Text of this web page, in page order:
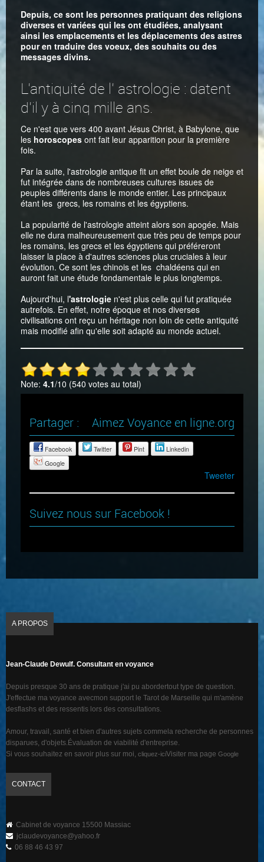
Depuis, ce sont les personnes pratiquant des religions
diverses et variées qui les ont étudiées, analysant
ainsi les emplacements et les déplacements des astres
pour en traduire des voeux, des souhaits ou des
messages divins.
L'antiquité de l' astrologie : datent
d'il y à cinq mille ans.
Ce n'est que vers 400 avant Jésus Christ, à Babylone, que
les horoscopes ont fait leur apparition pour la première
fois.
Par la suite, l'astrologie antique fit un effet boule de neige et
fut intégrée dans de nombreuses cultures issues de
peuples différents dans le monde entier. Les principaux
étant les grecs, les romains et les égyptiens.
La popularité de l'astrologie atteint alors son apogée. Mais
elle ne dura malheureusement que très peu de temps pour
les romains, les grecs et les égyptiens qui préféreront
laisser la place à d'autres sciences plus cruciales à leur
évolution. Ce sont les chinois et les chaldéens qui en
auront fait une étude fondamentale le plus longtemps.
Aujourd'hui, l'astrologie n'est plus celle qui fut pratiquée
autrefois. En effet, notre époque et nos diverses
civilisations ont reçu un héritage non loin de cette antiquité
mais modifié afin qu'elle soit adapté au monde actuel.
Note: 4.1/10 (540 votes au total)
Partager : Aimez Voyance en ligne.org
Facebook Twitter Pint
Linkedin
Google
Tweeter
Suivez nous sur Facebook !
A PROPOS
Jean-Claude Dewulf. Consultant en voyance
Depuis presque 30 ans de pratique j'ai pu abordertout type de question.
J'effectue ma voyance avecmon support le Tarot de Marseille qui m'amène
desflashs et des ressentis lors des consultations.
Amour, travail, santé et bien d'autres sujets commela recherche de personnes
disparues, d'objets.Évaluation de viabilité d'entreprise.
Si vous souhaitez en savoir plus sur moi, cliquez-iciVisiter ma page Google
CONTACT
Cabinet de voyance 15500 Massiac
jclaudevoyance@yahoo.fr
06 88 46 43 97